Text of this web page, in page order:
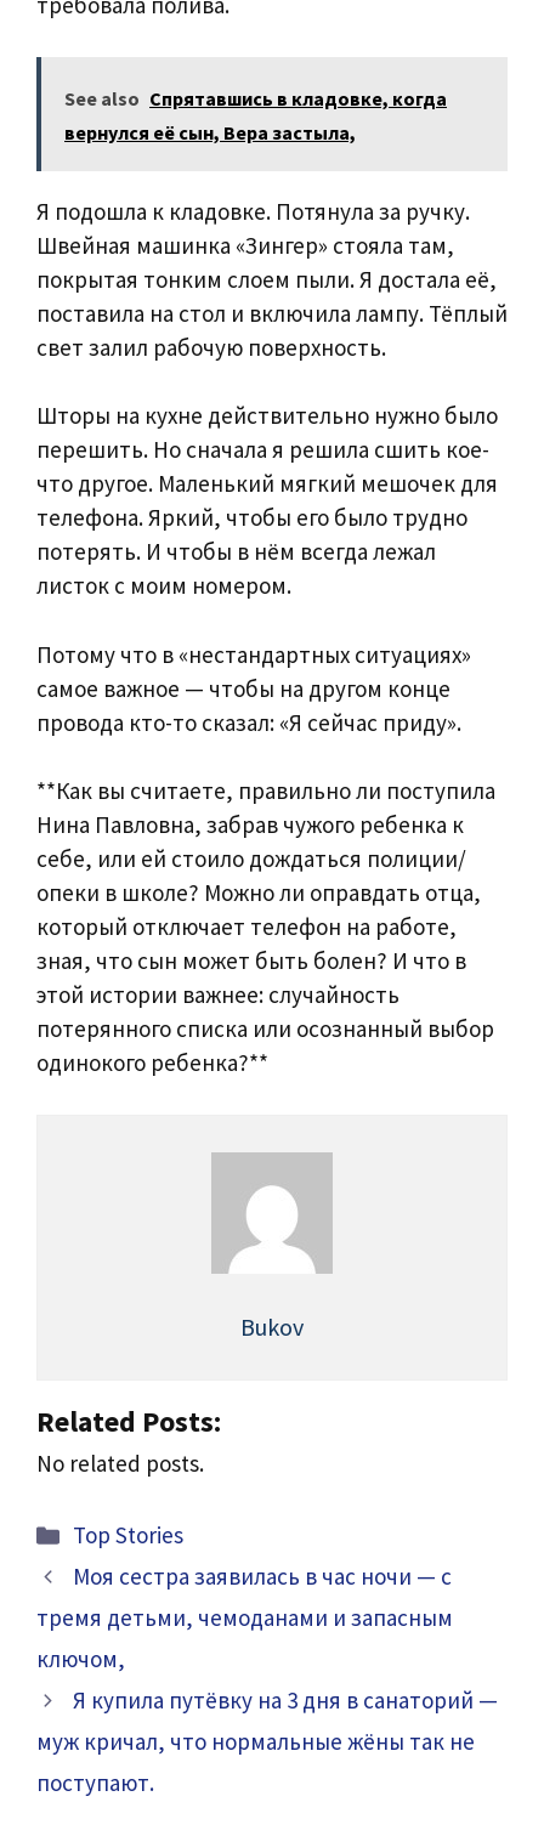
See also Спрятавшись в кладовке, когда
вернулся её сын, Вера застыла,
Я подошла к кладовке. Потянула за ручку.
Швейная машинка «Зингер» стояла там,
покрытая тонким слоем пыли. Я достала её,
поставила на стол и включила лампу. Тёплый
свет залил рабочую поверхность.
Шторы на кухне действительно нужно было
перешить. Но сначала я решила сшить кое-
что другое. Маленький мягкий мешочек для
телефона. Яркий, чтобы его было трудно
потерять. И чтобы в нём всегда лежал
листок с моим номером.
Потому что в «нестандартных ситуациях»
самое важное — чтобы на другом конце
провода кто-то сказал: «Я сейчас приду».
**Как вы считаете, правильно ли поступила
Нина Павловна, забрав чужого ребенка к
себе, или ей стоило дождаться полиции/
опеки в школе? Можно ли оправдать отца,
который отключает телефон на работе,
зная, что сын может быть болен? И что в
этой истории важнее: случайность
потерянного списка или осознанный выбор
одинокого ребенка?**
Bukov
Related Posts:
No related posts.
Categories
Top Stories
Моя сестра заявилась в час ночи — с
тремя детьми, чемоданами и запасным
ключом,
Я купила путёвку на 3 дня в санаторий —
муж кричал, что нормальные жёны так не
поступают.